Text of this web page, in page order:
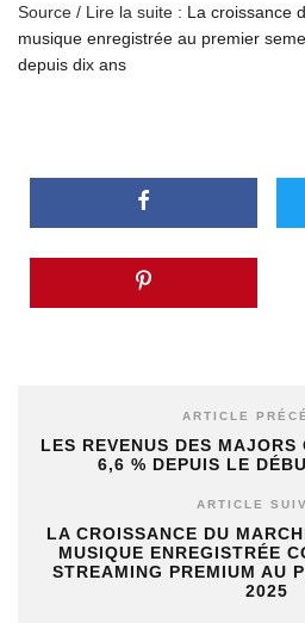
Source / Lire la suite : La croissance
musique enregistrée au premier
depuis dix ans
ARTICLE
LES REVENUS DES MAJORS
6,6 % DEPUIS LE
ARTICLE
LA CROISSANCE DU
MUSIQUE ENREGISTRÉE
STREAMING PREMIUM AU
2025